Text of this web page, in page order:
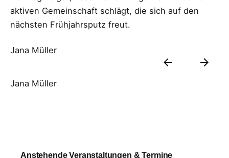
aktiven Gemeinschaft schlägt, die sich auf den
nächsten Frühjahrsputz freut.
Jana Müller
Jana Müller
Anstehende Veranstaltungen & Termine